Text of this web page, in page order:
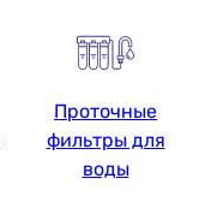
Проточные
фильтры для
воды